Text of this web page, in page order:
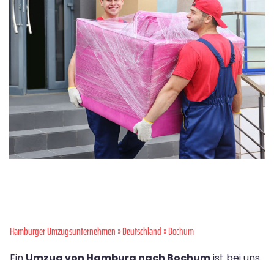
Hamburger Umzugsunternehmen»Deutschland» Bochum